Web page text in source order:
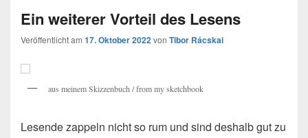
Ein weiterer Vorteil des Lesens
Veröffentlicht am 17. Oktober 2022 von Tibor Rácskai
aus meinem Skizzenbuch / from my sketchbook
Lesende zappeln nicht so rum und sind deshalb gut zu